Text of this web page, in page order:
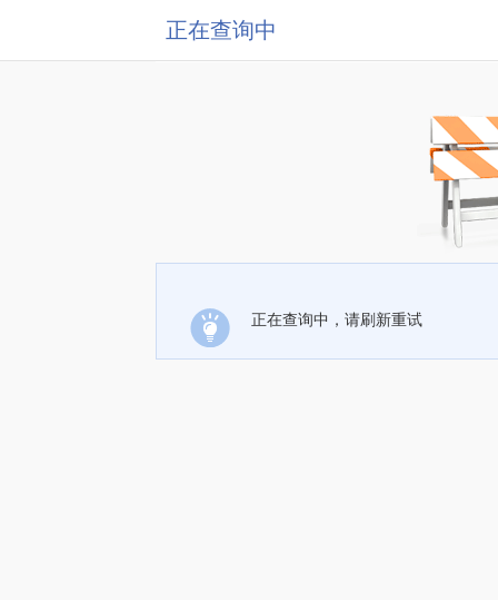
正在查询中
正在查询中，请刷新重试